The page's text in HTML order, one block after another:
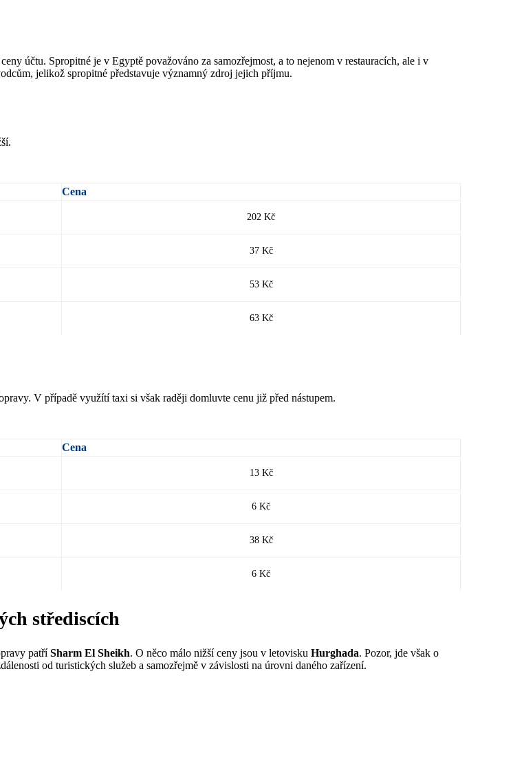
účtu. Spropitné je v Egyptě považováno za samozřejmost, a to nejenom v restauracích, ale i v
jelikož spropitné představuje významný zdroj jejich příjmu.
Cena
202 Kč
37 Kč
53 Kč
63 Kč
V případě využítí taxi si však raději domluvte cenu již před nástupem.
Cena
13 Kč
6 Kč
38 Kč
6 Kč
střediscích
patříSharm El Sheikh. O něco málo nižší ceny jsou v letovisku Hurghada. Pozor, jde však o
od turistických služeb a samozřejmě v závislosti na úrovni daného zařízení.